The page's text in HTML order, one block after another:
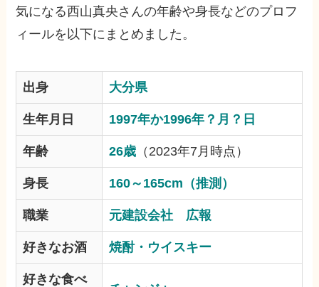
気になる西山真央さんの年齢や身長などのプロフ
ィールを以下にまとめました。
出身 大分県
生年月日 1997年か1996年？月？日
年齢 26歳 （2023年7月時点）
身長 160～165cm（推測）
職業 元建設会社 広報
好きなお酒 焼酎・ウイスキー
好きな食べ